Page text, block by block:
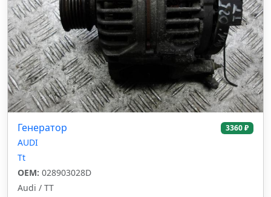
Генератор 3360 ₽
AUDI
Tt
OEM: 028903028D
Audi / TT